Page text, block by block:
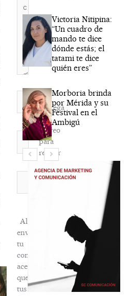
Nombre*
Correo
electrónico*
Agréga
mi
correo
para
recibir
la
newsletter
Al
enviar
tu
comentario,
aceptas
que
tus
Victoria Nitipina:
“Un cuadro de
mando te dice
dónde estás; el
tatami te dice
quién eres”
Morboria brinda
por Mérida y su
Festival en el
Ambigú